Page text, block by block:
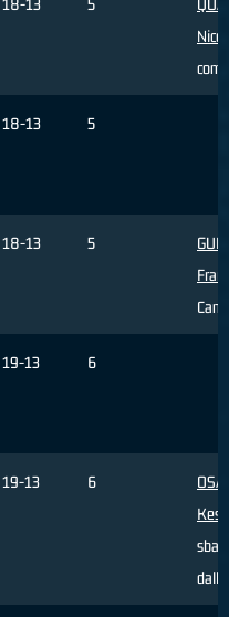
18-13 5
18-13 5
19-13 6
19-13 6